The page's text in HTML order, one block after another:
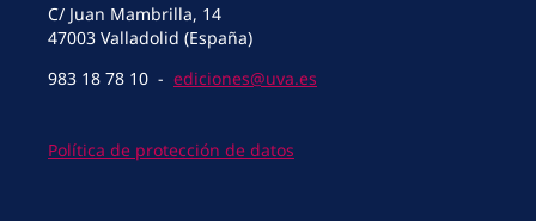
C/ Juan Mambrilla, 14
47003 Valladolid (España)
983 18 78 10 - ediciones@uva.es
Política de protección de datos